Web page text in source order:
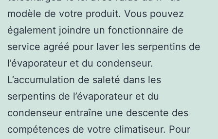
modèle de votre produit. Vous pouvez
également joindre un fonctionnaire de
service agréé pour laver les serpentins de
l’évaporateur et du condenseur.
L’accumulation de saleté dans les
serpentins de l’évaporateur et du
condenseur entraîne une descente des
compétences de votre climatiseur. Pour